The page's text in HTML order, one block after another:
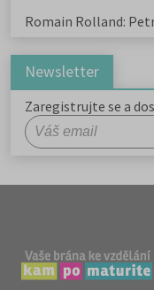
Romain Rolland:
Newsletter
Zaregistrujte se a